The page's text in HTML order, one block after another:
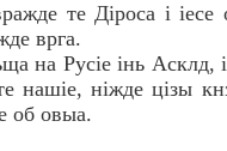
те Дiроса i
врга.
на Русiе iнь Асклд,
нашiе, нiжде цiзы
об овыа.